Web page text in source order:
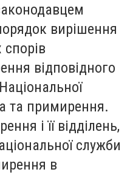
вирішення
відповідного
та примирення.
і її відділень,
служби
в